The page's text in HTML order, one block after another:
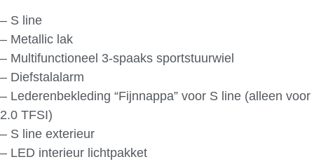
– S line
– Metallic lak
– Multifunctioneel 3-spaaks sportstuurwiel
– Diefstalalarm
– Lederenbekleding “Fijnnappa” voor S line (alleen voor
2.0 TFSI)
– S line exterieur
– LED interieur lichtpakket